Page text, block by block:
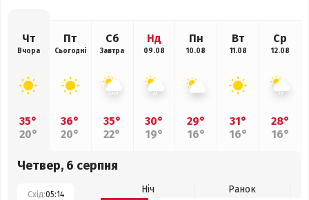
Чт
Вчора
35°
20°
Пт
Сьогодні
36°
20°
Сб
Завтра
35°
22°
Нд
09.08
30°
19°
Пн
10.08
29°
16°
Вт
11.08
31°
16°
Ср
12.08
28°
16°
Четвер, 6 серпня
Схід:05:14 Ніч
Ранок